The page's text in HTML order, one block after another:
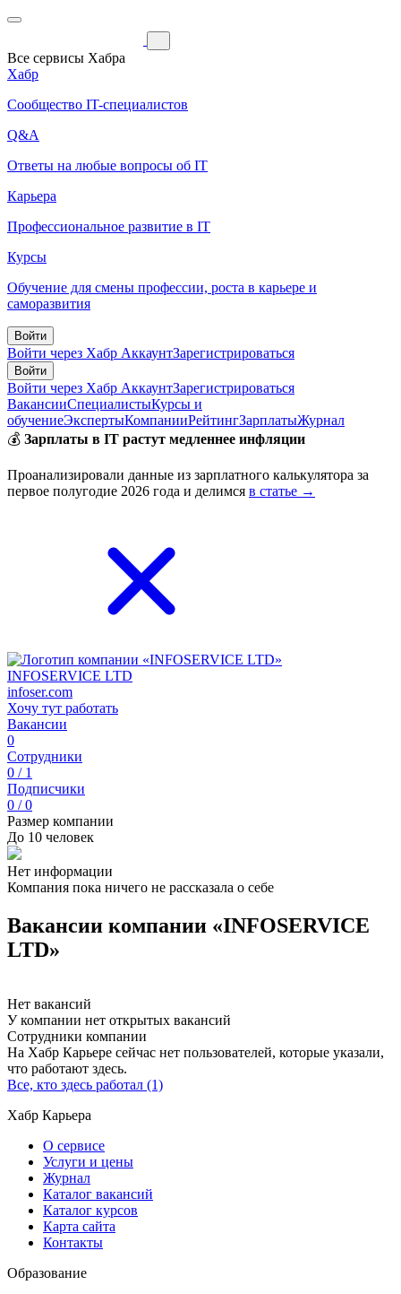
Все сервисы Хабра
Хабр
Сообщество IT-специалистов
Q&A
Ответы на любые вопросы об IT
Карьера
Профессиональное развитие в IT
Курсы
Обучение для смены профессии, роста в карьере и
саморазвития
Войти
Войти через Хабр АккаунтЗарегистрироваться
Войти
Войти через Хабр АккаунтЗарегистрироваться
ВакансииСпециалистыКурсы и
обучениеЭкспертыКомпанииРейтингЗарплатыЖурнал
💰 Зарплаты в IT растут медленнее инфляции
Проанализировали данные из зарплатного калькулятора за
первое полугодие 2026 года и делимся в статье →
INFOSERVICE LTD
infoser.com
Хочу тут работать
Вакансии
0
Сотрудники
0 / 1
Подписчики
0 / 0
Размер компании
До 10 человек
Нет информации
Компания пока ничего не рассказала о себе
Вакансии компании «INFOSERVICE
LTD»
Нет вакансий
У компании нет открытых вакансий
Сотрудники компании
На Хабр Карьере сейчас нет пользователей, которые указали,
что работают здесь.
Все, кто здесь работал (1)
Хабр Карьера
О сервисе
Услуги и цены
Журнал
Каталог вакансий
Каталог курсов
Карта сайта
Контакты
Образование